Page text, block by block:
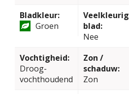
Bladkleur:
Groen
Veelkleurig
blad:
Nee
Vochtigheid:
Droog-
vochthoudend
Zon /
schaduw:
Zon